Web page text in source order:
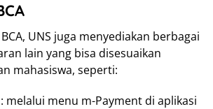
UNS juga menyediakan berbagai
lain yang bisa disesuaikan
mahasiswa, seperti:
melalui menu m-Payment di aplikasi